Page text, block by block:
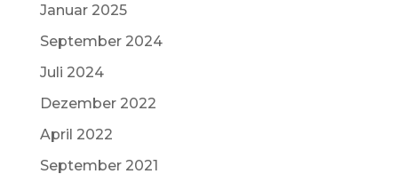
Januar 2025
September 2024
Juli 2024
Dezember 2022
April 2022
September 2021